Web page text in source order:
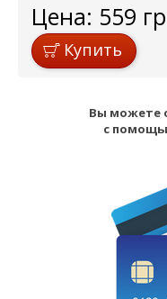
Цена: 559
Купить
Вы можете
с